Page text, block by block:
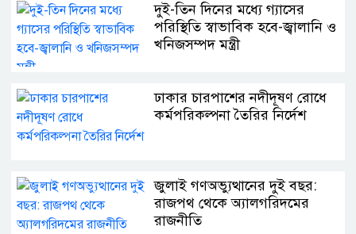
দুই-তিন দিনের মধ্যে গ্যাসের
পরিস্থিতি স্বাভাবিক হবে-জ্বালানি ও
খনিজসম্পদ মন্ত্রী
ঢাকার চারপাশের নদীদূষণ রোধে
কর্মপরিকল্পনা তৈরির নির্দেশ
জুলাই গণঅভ্যুত্থানের দুই বছর:
রাজপথ থেকে অ্যালগরিদমের
রাজনীতি